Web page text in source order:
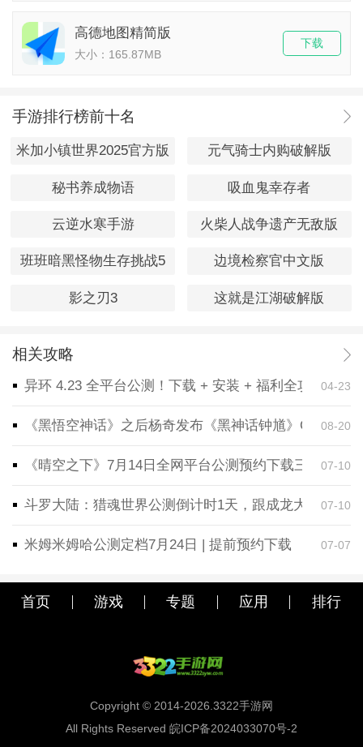
高德地图精简版
大小：165.87MB
下载
手游排行榜前十名
米加小镇世界2025官方版 元气骑士内购破解版
秘书养成物语 吸血鬼幸存者
云逆水寒手游 火柴人战争遗产无敌版
班班暗黑怪物生存挑战5 边境检察官中文版
影之刃3 这就是江湖破解版
相关攻略
异环 4.23 全平台公测！下载 + 安装 + 福利全攻略，一
04-23
《黑悟空神话》之后杨奇发布《黑神话钟馗》CG！预
08-20
《晴空之下》7月14日全网平台公测预约下载三端同步
07-10
斗罗大陆：猎魂世界公测倒计时1天，跟成龙大哥一起
07-10
米姆米姆哈公测定档7月24日 | 提前预约下载 07-07
首页 游戏 专题 应用 排行
Copyright © 2014-2026.3322手游网
All Rights Reserved 皖ICP备2024033070号-2